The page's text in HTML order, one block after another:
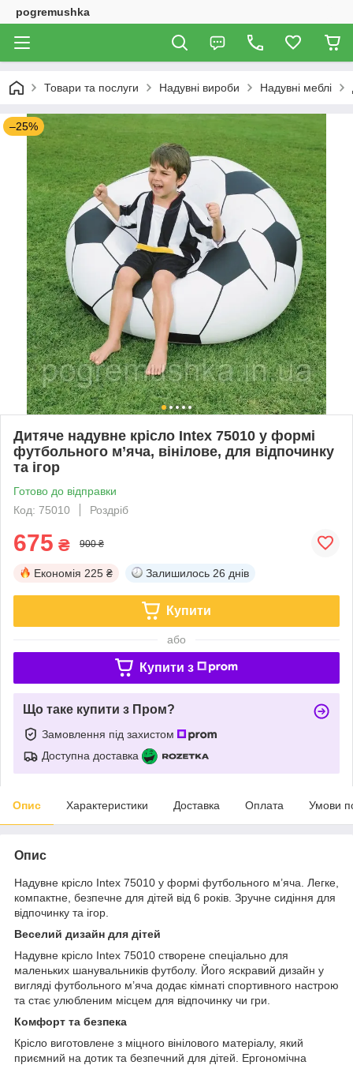
pogremushka
Товари та послуги Надувні вироби Надувні меблі
–25%
Дитяче надувне крісло Intex 75010 у формі
футбольного м’яча, вінілове, для відпочинку
та ігор
Готово до відправки
Код: 75010
Роздріб
675 ₴ 900 ₴
Економія 225 ₴ Залишилось 26 днів
Купити
або
Купити з
Що таке купити з Пром?
Замовлення під захистом
Доступна доставка
Опис Характеристики Доставка Оплата Умови
Опис
Надувне крісло Intex 75010 у формі футбольного м’яча. Легке,
компактне, безпечне для дітей від 6 років. Зручне сидіння для
відпочинку та ігор.
Веселий дизайн для дітей
Надувне крісло Intex 75010 створене спеціально для
маленьких шанувальників футболу. Його яскравий дизайн у
вигляді футбольного м’яча додає кімнаті спортивного настрою
та стає улюбленим місцем для відпочинку чи гри.
Комфорт та безпека
Крісло виготовлене з міцного вінілового матеріалу, який
приємний на дотик та безпечний для дітей. Ергономічна